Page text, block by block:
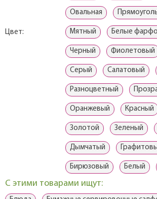
Овальная
Цвет: Мятный Белые
Черный Фиолетовый
Серый Салатовый
Разноцветный
Оранжевый Красный
Золотой Зеленый
Дымчатый
Бирюзовый Белый
С этими товарами ищут: